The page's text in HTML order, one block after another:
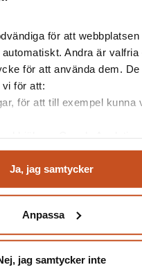
för att
Andra är valfria
för att använda dem.
för att:
för att till exempel kunna
för att kunna visa riktad
återta ditt godkännande
Ja, jag samtycker
Anpassa
jag samtycker inte
har ansvar för att
på arbetsplatsen.
i föreskriften om
och social arbetsmiljö,
gör andra